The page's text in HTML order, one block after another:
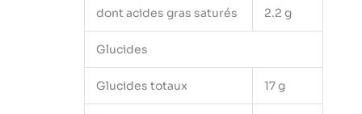
dont acides gras saturés 2.2 g
Glucides
Glucides totaux 17 g